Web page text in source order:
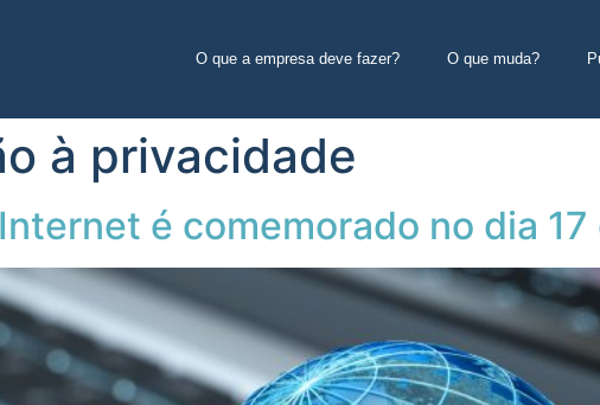
O que a empresa deve fazer? O que muda?
à privacidade
é comemorado no dia 17